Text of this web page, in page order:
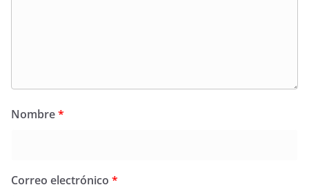
Nombre*
Correo electrónico *